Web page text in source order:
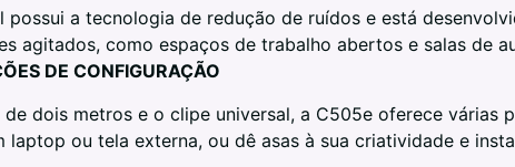
possui a tecnologia de redução de ruídos e está
agitados, como espaços de trabalho abertos e salas de
DE CONFIGURAÇÃO
dois metros e o clipe universal, a C505e oferece várias
laptop ou tela externa, ou dê asas à sua criatividade e